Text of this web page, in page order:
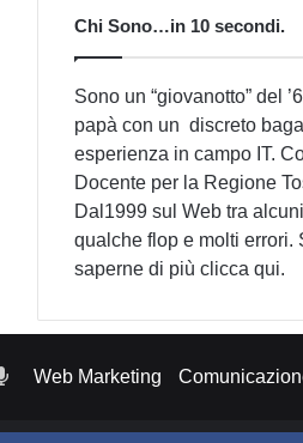
Chi Sono…in 10 secondi.
Sono un “giovanotto” del
papà con un discreto
esperienza in campo IT.
Docente per la Regione
Dal1999 sul Web tra
qualche flop e molti errori.
saperne di più clicca qui.
Web Marketing
Podcast
di